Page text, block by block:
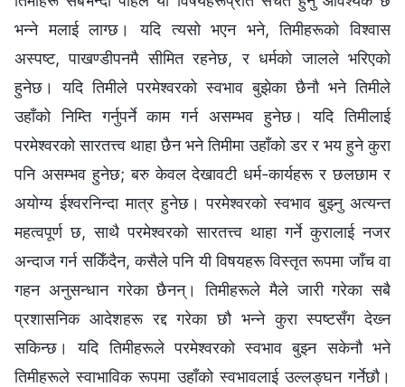
भन्‍ने मलाई लाग्छ। यदि त्यसो भएन भने, तिमीहरूको विश्‍वास
अस्पष्ट, पाखण्डीपनमै सीमित रहनेछ, र धर्मको जालले भरिएको
हुनेछ। यदि तिमीले परमेश्‍वरको स्वभाव बुझेका छैनौ भने तिमीले
उहाँको निम्ति गर्नुपर्ने काम गर्न असम्भव हुनेछ। यदि तिमीलाई
परमेश्‍वरको सारतत्त्व थाहा छैन भने तिमीमा उहाँको डर र भय हुने कुरा
पनि असम्भव हुनेछ; बरु केवल देखावटी धर्म-कार्यहरू र छलछाम र
अयोग्य ईश्‍वरनिन्दा मात्र हुनेछ। परमेश्‍वरको स्वभाव बुझ्‍नु अत्यन्त
महत्वपूर्ण छ, साथै परमेश्‍वरको सारतत्त्व थाहा गर्ने कुरालाई नजर
अन्दाज गर्न सकिँदैन, कसैले पनि यी विषयहरू विस्तृत रूपमा जाँच वा
गहन अनुसन्धान गरेका छैनन्। तिमीहरूले मैले जारी गरेका सबै
प्रशासनिक आदेशहरू रद्द गरेका छौ भन्‍ने कुरा स्पष्‍टसँग देख्‍न
सकिन्छ। यदि तिमीहरूले परमेश्‍वरको स्वभाव बुझ्‍न सकेनौ भने
तिमीहरूले स्वाभाविक रूपमा उहाँको स्वभावलाई उल्‍लङ्घन गर्नेछौ।